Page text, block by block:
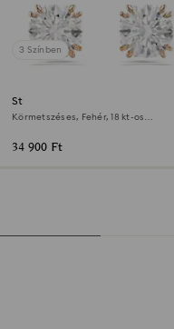
3 Színben
Stilla bedugós fülbevaló
Körmetszéses, Fehér, 18 kt-os
34 900 Ft